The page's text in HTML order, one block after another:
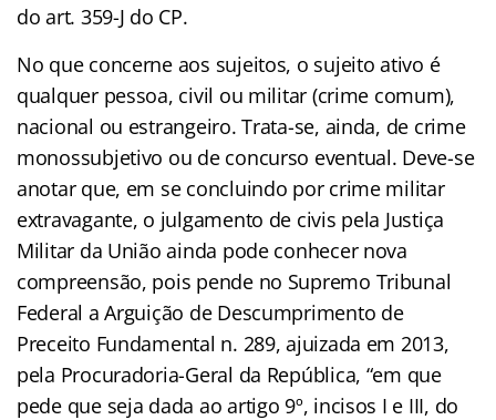
do art. 359-J do CP.
No que concerne aos sujeitos, o sujeito ativo é
qualquer pessoa, civil ou militar (crime comum),
nacional ou estrangeiro. Trata-se, ainda, de crime
monossubjetivo ou de concurso eventual. Deve-se
anotar que, em se concluindo por crime militar
extravagante, o julgamento de civis pela Justiça
Militar da União ainda pode conhecer nova
compreensão, pois pende no Supremo Tribunal
Federal a Arguição de Descumprimento de
Preceito Fundamental n. 289, ajuizada em 2013,
pela Procuradoria-Geral da República, “em que
pede que seja dada ao artigo 9º, incisos I e III, do